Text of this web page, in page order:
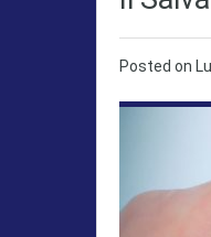
Posted on